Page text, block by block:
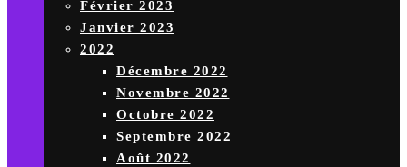
Février 2023
Janvier 2023
2022
Décembre 2022
Novembre 2022
Octobre 2022
Septembre 2022
Août 2022